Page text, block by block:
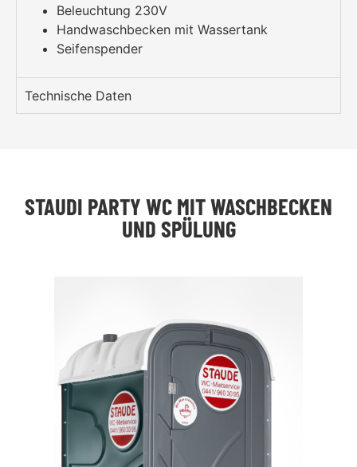
Beleuchtung 230V
Handwaschbecken mit Wassertank
Seifenspender
Technische Daten
STAUDI PARTY WC MIT WASCHBECKEN
UND SPÜLUNG